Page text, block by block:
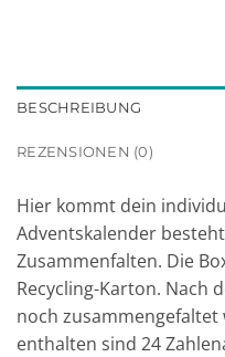
BESCHREIBUNG
REZENSIONEN (0)
Hier kommt dein
Adventskalender
Zusammenfalten. Die
Recycling-Karton. Nach
noch zusammengefaltet
enthalten sind 24